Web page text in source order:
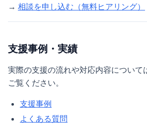
→ 相談を申し込む（無料ヒアリング）
支援事例・実績
実際の支援の流れや対応内容について
ご覧ください。
支援事例
よくある質問